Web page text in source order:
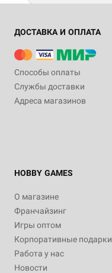
ДОСТАВКА И ОПЛАТА
Способы оплаты
Службы доставки
Адреса магазинов
HOBBY GAMES
О магазине
Франчайзинг
Игры оптом
Корпоративные подарки
Работа у нас
Новости